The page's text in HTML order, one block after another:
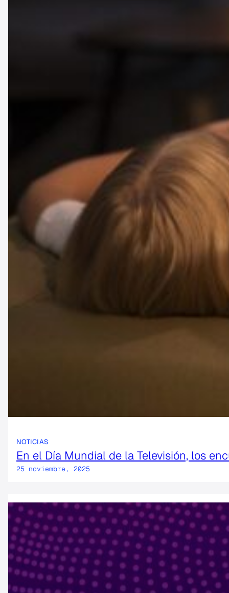
NOTICIAS
En el Día Mundial de la Televisión, los
25 noviembre, 2025